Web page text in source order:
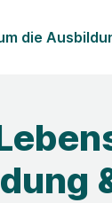
die